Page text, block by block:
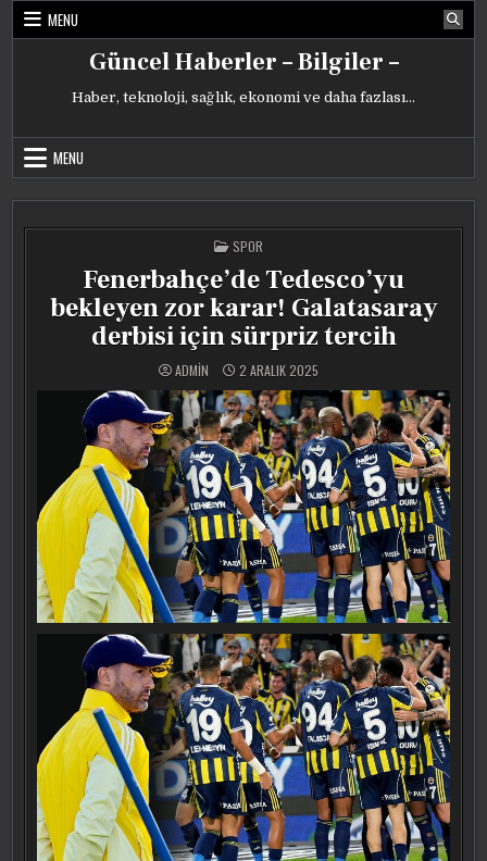
Skip
MENU
Güncel Haberler – Bilgiler –
Haber, teknoloji, sağlık, ekonomi ve daha fazlası…
MENU
POSTED
IN
SPOR
Fenerbahçe’de Tedesco’yu
bekleyen zor karar! Galatasaray
derbisi için sürpriz tercih
ADMIN 2 ARALIK 2025